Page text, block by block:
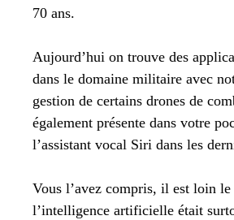
70 ans.
Aujourd’hui on trouve des
dans le domaine militaire avec
gestion de certains drones de
également présente dans votre
l’assistant vocal Siri dans les
Vous l’avez compris, il est loin le
l’intelligence artificielle était